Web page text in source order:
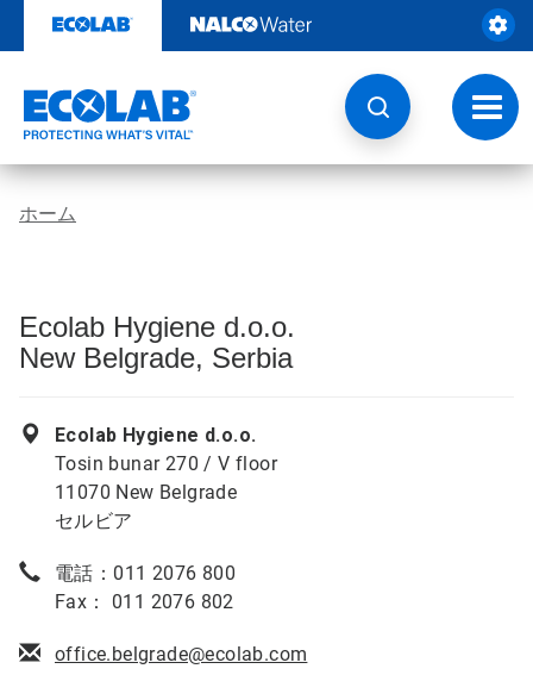
テ
る
ト
グ
ル
ナ
ホーム
Ecolab Hygiene d.o.o.
New Belgrade, Serbia
Ecolab Hygiene d.o.o.
Tosin bunar 270 / V floor
11070 New Belgrade
セルビア
電話：011 2076 800
Fax： 011 2076 802
office.belgrade@ecolab.com